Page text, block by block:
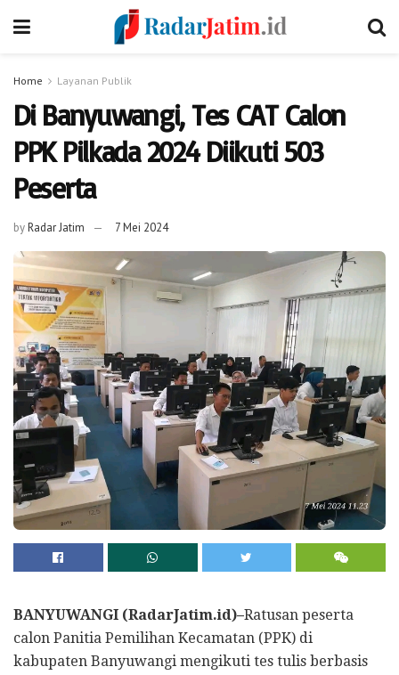
Home Layanan Publik
Di Banyuwangi, Tes CAT Calon
PPK Pilkada 2024 Diikuti 503
Peserta
byRadar Jatim 7 Mei 2024
BANYUWANGI (RadarJatim.id)–Ratusan peserta
calon Panitia Pemilihan Kecamatan (PPK) di
kabupaten Banyuwangi mengikuti tes tulis berbasis